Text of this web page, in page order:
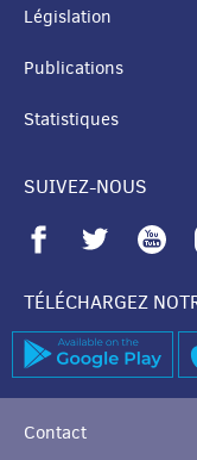
Législation
Publications
Statistiques
SUIVEZ-NOUS
TÉLÉCHARGEZ
Contact